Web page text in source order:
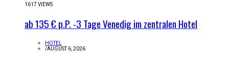
1617 VIEWS
ab 135 € p.P. -3 Tage Venedig im zentralen Hotel
HOTEL
/AUGUST 6, 2026